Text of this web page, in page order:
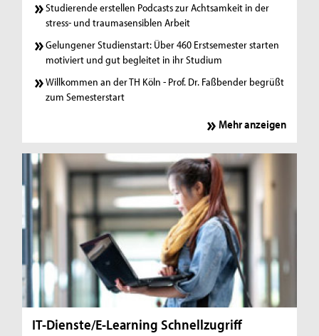
Studierende erstellen Podcasts zur Achtsamkeit in der
stress- und traumasensiblen Arbeit
Gelungener Studienstart: Über 460 Erstsemester starten
motiviert und gut begleitet in ihr Studium
Willkommen an der TH Köln - Prof. Dr. Faßbender begrüßt
zum Semesterstart
Mehr anzeigen
IT-Dienste/E-Learning Schnellzugriff